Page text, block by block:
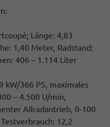
Länge: 4,83
1,40 Meter, Radstand:
406 – 1.114 Liter
kW/366 PS, maximales
– 4.500 U/min,
Allradantrieb, 0-100
12,2